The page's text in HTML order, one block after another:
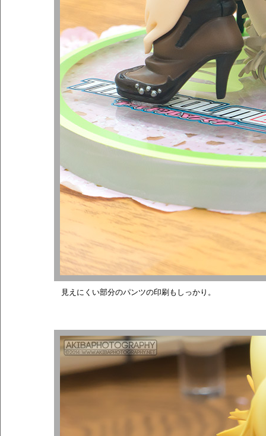
見えにくい部分のパンツの印刷もしっかり。